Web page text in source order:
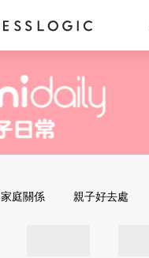
家庭關係 親子好去處